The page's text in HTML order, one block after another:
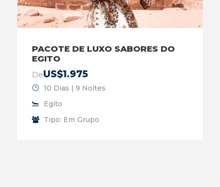
PACOTE DE LUXO SABORES DO
EGITO
DeUS$1.975
10 Dias | 9 Noites
Egito
Tipo: Em Grupo